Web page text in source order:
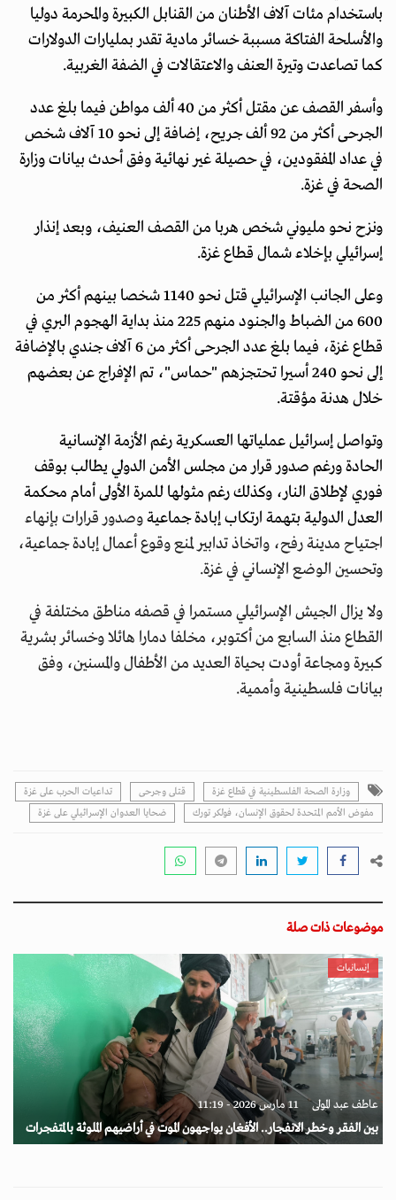
باستخدام مئات آلاف الأطنان من القنابل الكبيرة والمحرمة دوليا
والأسلحة الفتاكة مسببة خسائر مادية تقدر بمليارات الدولارات
كما تصاعدت وتيرة العنف والاعتقالات في الضفة الغربية.
وأسفر القصف عن مقتل أكثر من 40 ألف مواطن فيما بلغ عدد
الجرحى أكثر من 92 ألف جريح، إضافة إلى نحو 10 آلاف شخص
في عداد المفقودين، في حصيلة غير نهائية وفق أحدث بيانات وزارة
الصحة في غزة.
ونزح نحو مليوني شخص هربا من القصف العنيف، وبعد إنذار
إسرائيلي بإخلاء شمال قطاع غزة.
وعلى الجانب الإسرائيلي قتل نحو 1140 شخصا بينهم أكثر من
600 من الضباط والجنود منهم 225 منذ بداية الهجوم البري في
قطاع غزة، فيما بلغ عدد الجرحى أكثر من 6 آلاف جندي بالإضافة
إلى نحو 240 أسيرا تحتجزهم "حماس"، تم الإفراج عن بعضهم
خلال هدنة مؤقتة.
وتواصل إسرائيل عملياتها العسكرية رغم الأزمة الإنسانية
الحادة ورغم صدور قرار من مجلس الأمن الدولي يطالب بوقف
فوري لإطلاق النار، وكذلك رغم مثولها للمرة الأولى أمام محكمة
العدل الدولية بتهمة ارتكاب إبادة جماعيةوصدور قرارات بإنهاء
اجتياح مدينة رفح، واتخاذ تدابير لمنع وقوع أعمال إبادة جماعية،
وتحسين الوضع الإنساني في غزة.
ولا يزال الجيش الإسرائيلي مستمرا في قصفه مناطق مختلفة في
القطاع منذ السابع من أكتوبر، مخلفا دمارا هائلا وخسائر بشرية
كبيرة ومجاعة أودت بحياة العديد من الأطفال والمسنين، وفق
بيانات فلسطينية وأممية.
وزارة الصحة الفلسطينية في قطاع غزة قتلى وجرحى
تداعيات الحرب على غزة
مفوض الأمم المتحدة لحقوق الإنسان، فولكر تورك
ضحايا العدوان الإسرائيلي على غزة
موضوعات ذات صلة
إنسانيات
عاطف عبد المولى 11 مارس 2026 - 11:19
بين الفقر وخطر الانفجار.. الأفغان يواجهون الموت في أراضيهم الملوثة بالمتفجرات